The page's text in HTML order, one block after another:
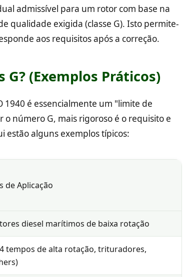
admissível para um rotor com base na
qualidade exigida (classe G). Isto permite-
aos requisitos após a correção.
G? (Exemplos Práticos)
1940 é essencialmente um "limite de
número G, mais rigoroso é o requisito e
estão alguns exemplos típicos:
de Aplicação
diesel marítimos de baixa rotação
tempos de alta rotação, trituradores,